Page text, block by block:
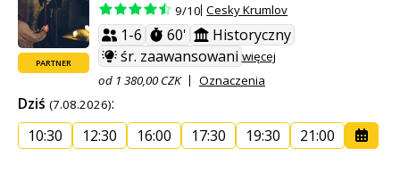
PARTNER
9/10 Cesky Krumlov
1-6 60'
Historyczny
śr. zaawansowani więcej
od 1 380,00 CZK
Oznaczenia
Dziś (7.08.2026):
10:30
12:30 16:00 17:30 19:30 21:00